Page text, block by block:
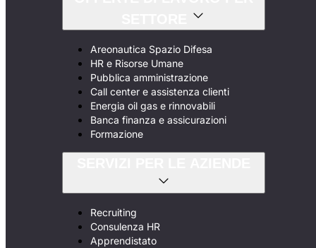
Areonautica Spazio Difesa
HR e Risorse Umane
Pubblica amministrazione
Call center e assistenza clienti
Energia oil gas e rinnovabili
Banca finanza e assicurazioni
Formazione
Recruiting
Consulenza HR
Apprendistato